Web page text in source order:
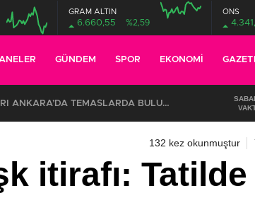
GRAM ALTIN
6.660,55 %2,59
ONS
GÜNDEM SPOR EKONOMI
132 kez okunmuştur
itirafı: